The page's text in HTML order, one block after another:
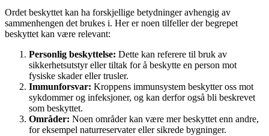
Ordet beskyttet kan ha forskjellige betydninger avhengig av
sammenhengen det brukes i. Her er noen tilfeller der begrepet
beskyttet kan være relevant:
Personlig beskyttelse: Dette kan referere til bruk av
sikkerhetsutstyr eller tiltak for å beskytte en person mot
fysiske skader eller trusler.
Immunforsvar: Kroppens immunsystem beskytter oss mot
sykdommer og infeksjoner, og kan derfor også bli beskrevet
som beskyttet.
Områder: Noen områder kan være mer beskyttet enn andre,
for eksempel naturreservater eller sikrede bygninger.